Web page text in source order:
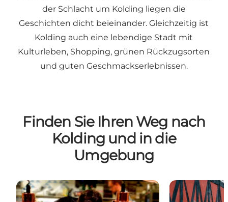
der Schlacht um Kolding liegen die
Geschichten dicht beieinander. Gleichzeitig ist
Kolding auch eine lebendige Stadt mit
Kulturleben, Shopping, grünen Rückzugsorten
und guten Geschmackserlebnissen.
Finden Sie Ihren Weg nach
Kolding und in die
Umgebung
Essen in Kolding Kolding